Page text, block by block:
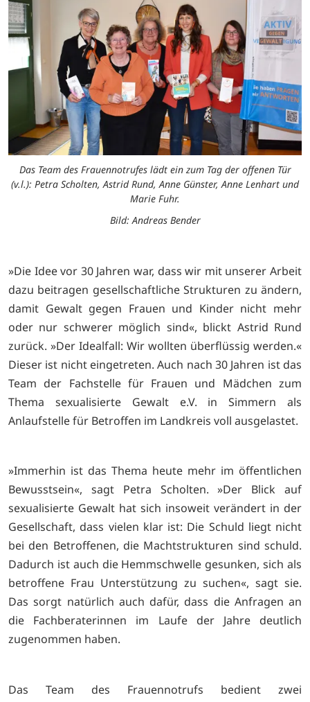
Das Team des Frauennotrufes lädt ein zum Tag der offenen Tür
(v.l.): Petra Scholten, Astrid Rund, Anne Günster, Anne Lenhart und
Marie Fuhr.
Bild: Andreas Bender
»Die Idee vor 30 Jahren war, dass wir mit unserer Arbeit
dazu beitragen gesellschaftliche Strukturen zu ändern,
damit Gewalt gegen Frauen und Kinder nicht mehr
oder nur schwerer möglich sind«, blickt Astrid Rund
zurück. »Der Idealfall: Wir wollten überflüssig werden.«
Dieser ist nicht eingetreten. Auch nach 30 Jahren ist das
Team der Fachstelle für Frauen und Mädchen zum
Thema sexualisierte Gewalt e.V. in Simmern als
Anlaufstelle für Betroffen im Landkreis voll ausgelastet.
»Immerhin ist das Thema heute mehr im öffentlichen
Bewusstsein«, sagt Petra Scholten. »Der Blick auf
sexualisierte Gewalt hat sich insoweit verändert in der
Gesellschaft, dass vielen klar ist: Die Schuld liegt nicht
bei den Betroffenen, die Machtstrukturen sind schuld.
Dadurch ist auch die Hemmschwelle gesunken, sich als
betroffene Frau Unterstützung zu suchen«, sagt sie.
Das sorgt natürlich auch dafür, dass die Anfragen an
die Fachberaterinnen im Laufe der Jahre deutlich
zugenommen haben.
Das Team des Frauennotrufs bedient zwei